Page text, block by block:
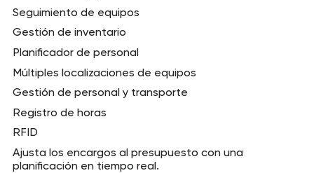
Seguimiento de equipos
Gestión de inventario
Planificador de personal
Múltiples localizaciones de equipos
Gestión de personal y transporte
Registro de horas
RFID
Ajusta los encargos al presupuesto con una
planificación en tiempo real.